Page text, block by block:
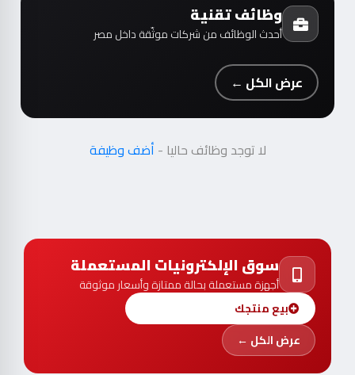
وظائف تقنية
أحدث الوظائف من شركات موثّقة داخل مصر
عرض الكل ←
لا توجد وظائف حاليا - أضف وظيفة
سوق الإلكترونيات المستعملة
أجهزة مستعملة بحالة ممتازة وأسعار موثوقة
بيع منتجك
عرض الكل ←